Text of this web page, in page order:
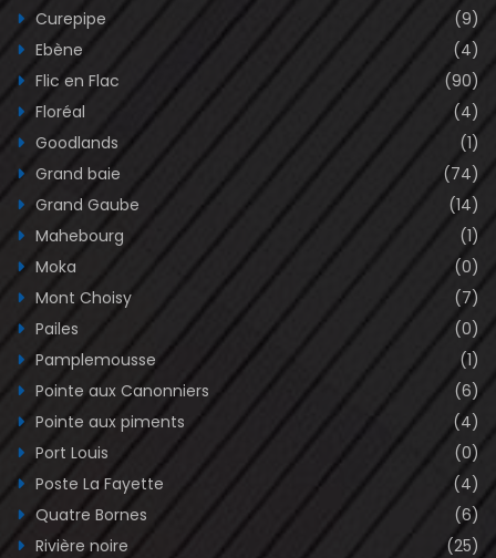
Curepipe
(9)
Ebène
(4)
Flic en Flac
(90)
Floréal
(4)
Goodlands
(1)
Grand baie
(74)
Grand Gaube
(14)
Mahebourg
(1)
Moka
(0)
Mont Choisy
(7)
Pailes
(0)
Pamplemousse
(1)
Pointe aux Canonniers
(6)
Pointe aux piments
(4)
Port Louis
(0)
Poste La Fayette
(4)
Quatre Bornes
(6)
Rivière noire
(25)